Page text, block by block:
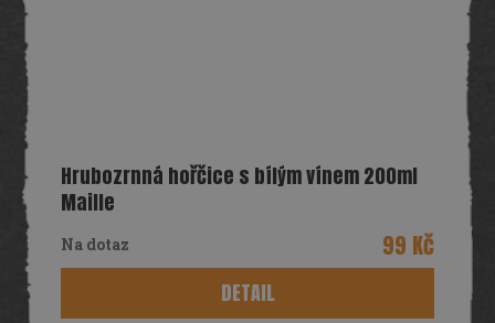
Hrubozrnná hořčice s bílým vínem 200ml
Maille
Na dotaz 99 Kč
DETAIL